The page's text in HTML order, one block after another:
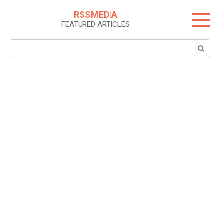
RSSMEDIA
FEATURED ARTICLES
Search: